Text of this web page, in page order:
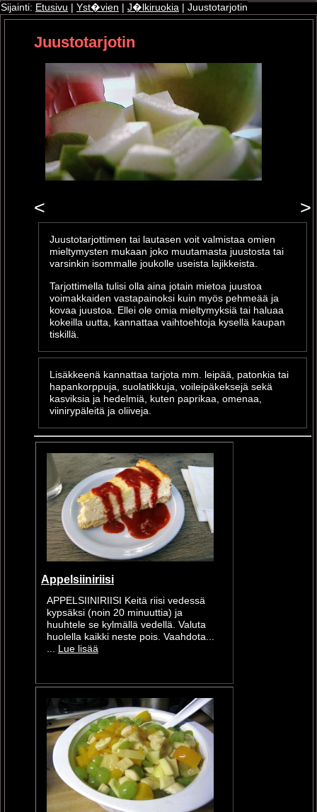
Sijainti: Etusivu Yst�vien J�lkiruokia | Juustotarjotin
Juustotarjotin
< >
Juustotarjottimen tai lautasen voit valmistaa omien
mieltymysten mukaan joko muutamasta juustosta tai
varsinkin isommalle joukolle useista lajikkeista.
Tarjottimella tulisi olla aina jotain mietoa juustoa
voimakkaiden vastapainoksi kuin myös pehmeää ja
kovaa juustoa. Ellei ole omia mieltymyksiä tai haluaa
kokeilla uutta, kannattaa vaihtoehtoja kysellä kaupan
tiskillä.
Lisäkkeenä kannattaa tarjota mm. leipää, patonkia tai
hapankorppuja, suolatikkuja, voileipäkeksejä sekä
kasviksia ja hedelmiä, kuten paprikaa, omenaa,
viinirypäleitä ja oliiveja.
Appelsiiniriisi
APPELSIINIRIISI Keitä riisi vedessä
kypsäksi (noin 20 minuuttia) ja
huuhtele se kylmällä vedellä. Valuta
huolella kaikki neste pois. Vaahdota...
... Lue lisää